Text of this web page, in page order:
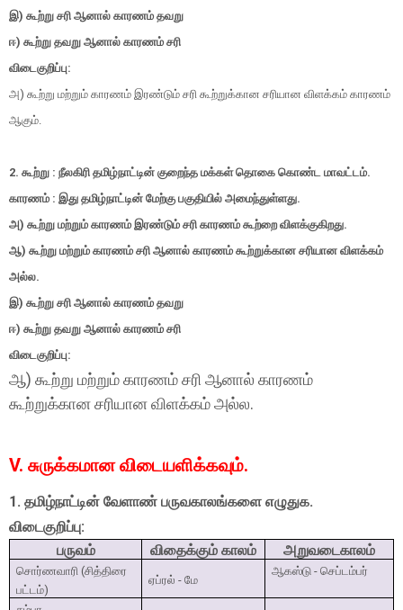
இ) கூற்று சரி ஆனால் காரணம் தவறு
ஈ) கூற்று தவறு ஆனால் காரணம் சரி
விடைகுறிப்பு:
அ) கூற்று மற்றும் காரணம் இரண்டும் சரி கூற்றுக்கான சரியான விளக்கம் காரணம்
ஆகும்.
2. கூற்று : நீலகிரி தமிழ்நாட்டின் குறைந்த மக்கள் தொகை கொண்ட மாவட்டம்.
காரணம் : இது தமிழ்நாட்டின் மேற்கு பகுதியில் அமைந்துள்ளது.
அ) கூற்று மற்றும் காரணம் இரண்டும் சரி காரணம் கூற்றை விளக்குகிறது.
ஆ) கூற்று மற்றும் காரணம் சரி ஆனால் காரணம் கூற்றுக்கான சரியான விளக்கம்
அல்ல.
இ) கூற்று சரி ஆனால் காரணம் தவறு
ஈ) கூற்று தவறு ஆனால் காரணம் சரி
விடைகுறிப்பு:
ஆ) கூற்று மற்றும் காரணம் சரி ஆனால் காரணம்
கூற்றுக்கான சரியான விளக்கம் அல்ல.
V. சுருக்கமான விடையளிக்கவும்.
1. தமிழ்நாட்டின் வேளாண் பருவகாலங்களை எழுதுக.
விடைகுறிப்பு:
பருவம்
விதைக்கும் காலம் அறுவடைகாலம்
சொர்ணவாரி (சித்திரை
பட்டம்)
ஏப்ரல் - மே
ஆகஸ்டு - செப்டம்பர்